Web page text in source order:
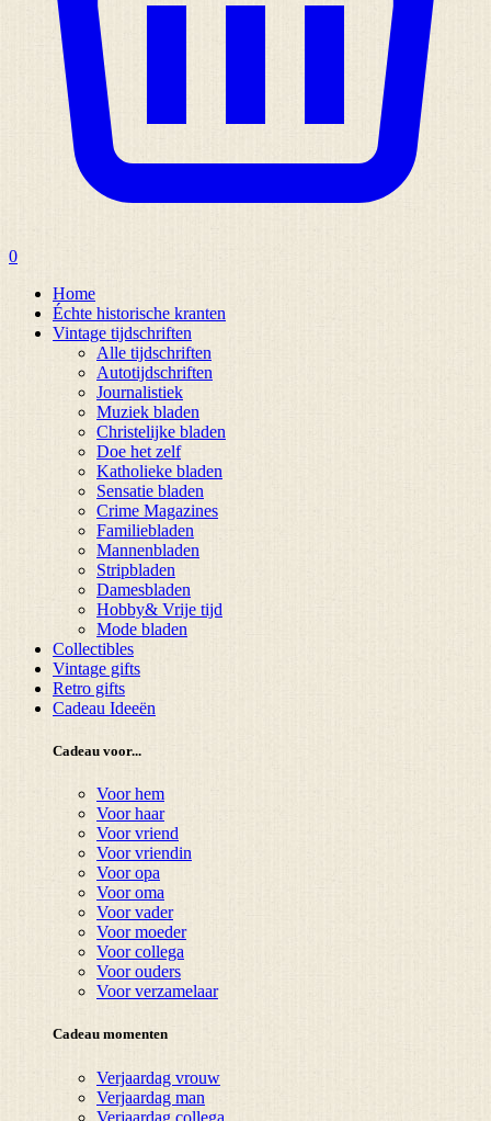
0
Home
Échte historische kranten
Vintage tijdschriften
Alle tijdschriften
Autotijdschriften
Journalistiek
Muziek bladen
Christelijke bladen
Doe het zelf
Katholieke bladen
Sensatie bladen
Crime Magazines
Familiebladen
Mannenbladen
Stripbladen
Damesbladen
Hobby& Vrije tijd
Mode bladen
Collectibles
Vintage gifts
Retro gifts
Cadeau Ideeën
Cadeau voor...
Voor hem
Voor haar
Voor vriend
Voor vriendin
Voor opa
Voor oma
Voor vader
Voor moeder
Voor collega
Voor ouders
Voor verzamelaar
Cadeau momenten
Verjaardag vrouw
Verjaardag man
Verjaardag collega